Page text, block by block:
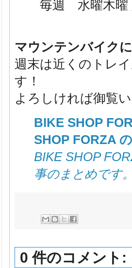
毎週 水曜木曜
マウンテンバイク
週末は近くのトレ
す！
よろしければ御覧
BIKE SHOP
SHOP FORZA
BIKE SHOP
事のまとめです
0 件のコメント: